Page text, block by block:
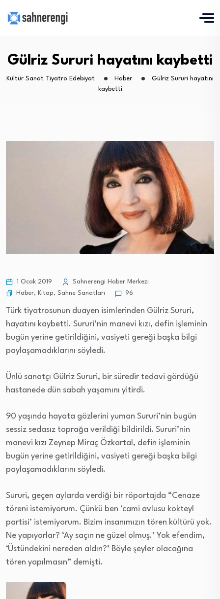
Gülriz Sururi hayatını kaybetti
Kültür Sanat Tiyatro Edebiyat Haber
Gülriz Sururi hayatını
kaybetti
1 Ocak 2019
Sahnerengi Haber Merkezi
Haber, Kitap, Sahne Sanatları 96
Türk tiyatrosunun duayen isimlerinden Gülriz Sururi,
hayatını kaybetti. Sururi’nin manevi kızı, defin işleminin
bugün yerine getirildiğini, vasiyeti gereği başka bilgi
paylaşamadıklarını söyledi.
Ünlü sanatçı Gülriz Sururi, bir süredir tedavi gördüğü
hastanede dün sabah yaşamını yitirdi.
90 yaşında hayata gözlerini yuman Sururi’nin bugün
sessiz sedasız toprağa verildiği bildirildi. Sururi’nin
manevi kızı Zeynep Miraç Özkartal, defin işleminin
bugün yerine getirildiğini, vasiyeti gereği başka bilgi
paylaşamadıklarını söyledi.
​Sururi, geçen aylarda verdiği bir röportajda “Cenaze
töreni istemiyorum. Çünkü ben ‘cami avlusu kokteyl
partisi’ istemiyorum. Bizim insanımızın tören kültürü yok.
Ne yapıyorlar? ‘Ay saçın ne güzel olmuş.’ Yok efendim,
‘Üstündekini nereden aldın?’ Böyle şeyler olacağına
tören yapılmasın” demişti.